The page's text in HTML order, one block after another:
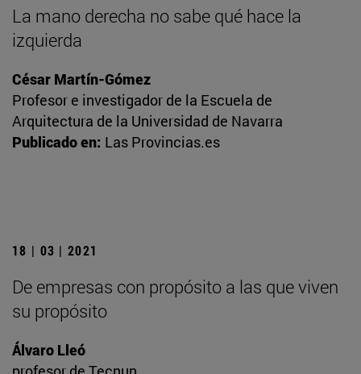
La mano derecha no sabe qué hace la
izquierda
César Martín-Gómez
Profesor e investigador de la Escuela de
Arquitectura de la Universidad de Navarra
Publicado en: Las Provincias.es
18 | 03 | 2021
De empresas con propósito a las que viven
su propósito
Álvaro Lleó